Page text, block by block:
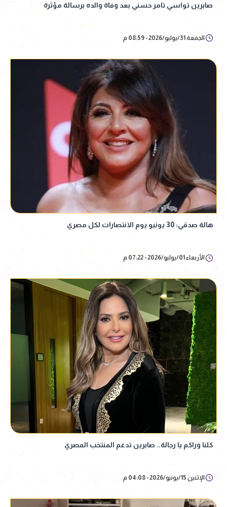
صابرين تواسي تامر حسني بعد وفاة والده برسالة مؤثرة
الجمعة 31/يوليو/2026 - 08:59 م
هالة صدقي: 30 يونيو يوم الانتصارات لكل مصري
الأربعاء 01/يوليو/2026 - 07:22 م
كلنا وراكم يا رجالة.. صابرين تدعم المنتخب المصري
الإثنين 15/يونيو/2026 - 04:08 م